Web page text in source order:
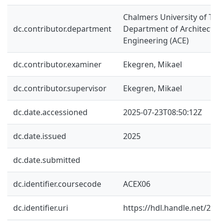
dc.contributor.department
Chalmers University of
Department of
Engineering (ACE)
dc.contributor.examiner Ekegren, Mikael
dc.contributor.supervisor Ekegren, Mikael
dc.date.accessioned 2025-07-23T08:50:12Z
dc.date.issued 2025
dc.date.submitted
dc.identifier.coursecode ACEX06
dc.identifier.uri https://hdl.handle.net/